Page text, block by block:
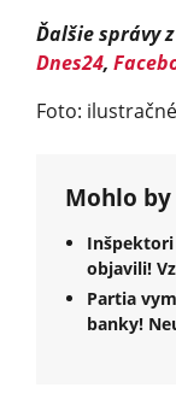
Ďalšie správy
Dnes24,
Foto: ilustračné
Mohlo
Inšpektori
objavili!
Partia
banky!